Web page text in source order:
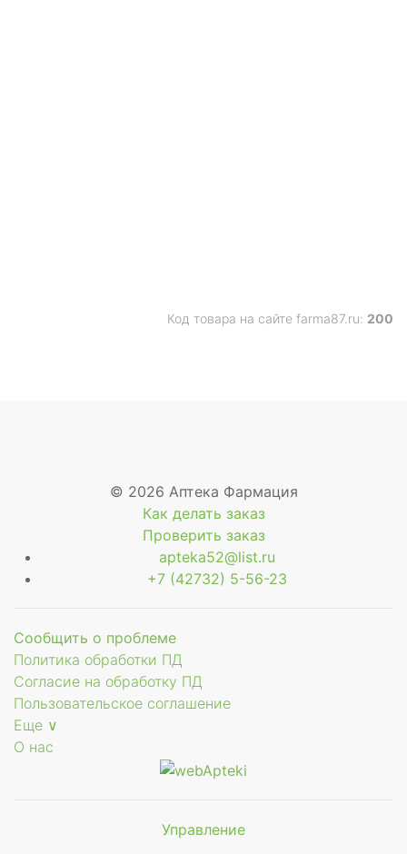
Код товара на сайте farma87.ru: 200
© 2026 Аптека Фармация
Как делать заказ
Проверить заказ
apteka52@list.ru
+7 (42732) 5-56-23
Сообщить о проблеме
Политика обработки ПД
Согласие на обработку ПД
Пользовательское соглашение
Еще ∨
О нас
УправлениеМы будем